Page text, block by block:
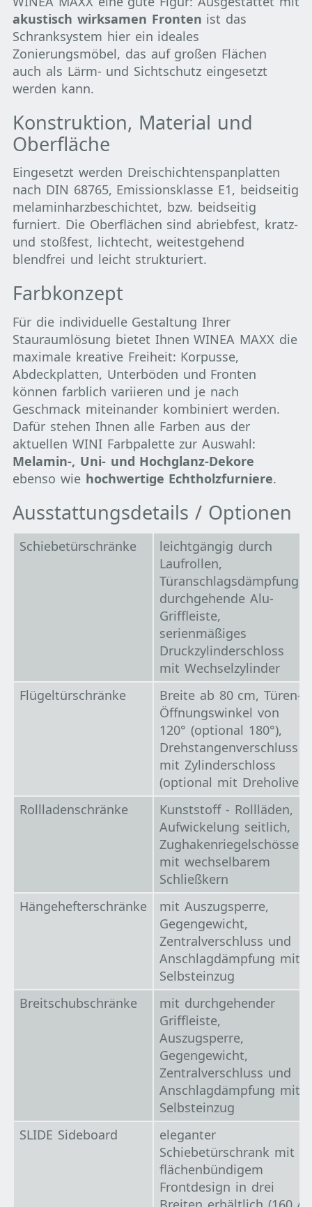
akustisch wirksamen Fronten ist das
Schranksystem hier ein ideales
Zonierungsmöbel, das auf großen Flächen
auch als Lärm- und Sichtschutz eingesetzt
werden kann.
Konstruktion, Material und
Oberfläche
Eingesetzt werden Dreischichtenspanplatten
nach DIN 68765, Emissionsklasse E1, beidseitig
melaminharzbeschichtet, bzw. beidseitig
furniert. Die Oberflächen sind abriebfest, kratz-
und stoßfest, lichtecht, weitestgehend
blendfrei und leicht strukturiert.
Farbkonzept
Für die individuelle Gestaltung Ihrer
Stauraumlösung bietet Ihnen WINEA MAXX die
maximale kreative Freiheit: Korpusse,
Abdeckplatten, Unterböden und Fronten
können farblich variieren und je nach
Geschmack miteinander kombiniert werden.
Dafür stehen Ihnen alle Farben aus der
aktuellen WINI Farbpalette zur Auswahl:
Melamin-, Uni- und Hochglanz-Dekore
ebenso wie hochwertige Echtholzfurniere.
Ausstattungsdetails / Optionen
Schiebetürschränke
leichtgängig durch
Laufrollen,
Türanschlagsdämpfung,
durchgehende Alu-
Griffleiste,
serienmäßiges
Druckzylinderschloss
mit Wechselzylinder
Flügeltürschränke
Breite ab 80 cm, Türen-
Öffnungswinkel von
120° (optional 180°),
Drehstangenverschluss
mit Zylinderschloss
(optional mit Dreholive)
Rollladenschränke
Kunststoff - Rollläden,
Aufwickelung seitlich,
Zughakenriegelschösser
mit wechselbarem
Schließkern
Hängehefterschränke
mit Auszugsperre,
Gegengewicht,
Zentralverschluss und
Anschlagdämpfung mit
Selbsteinzug
Breitschubschränke
mit durchgehender
Griffleiste,
Auszugsperre,
Gegengewicht,
Zentralverschluss und
Anschlagdämpfung mit
Selbsteinzug
SLIDE Sideboard
eleganter
Schiebetürschrank mit
flächenbündigem
Frontdesign in drei